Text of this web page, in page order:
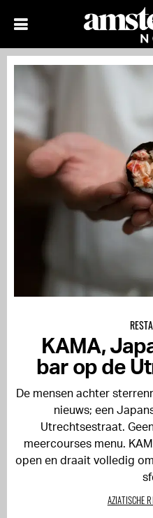
KAMA,
bar op de
De mensen achter
nieuws; een
Utrechtsestraat.
meercourses menu.
open en draait volledig
AZIATISCHE